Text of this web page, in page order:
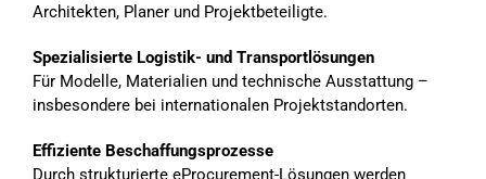
Architekten, Planer und Projektbeteiligte.
Spezialisierte Logistik- und Transportlösungen
Für Modelle, Materialien und technische Ausstattung –
insbesondere bei internationalen Projektstandorten.
Effiziente Beschaffungsprozesse
Durch strukturierte eProcurement-Lösungen werden